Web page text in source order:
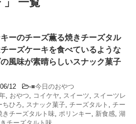
ーのチーズ薫る焼きチーズタル
チーズケーキを食べているような
風味が素晴らしいスナック菓子
12 -■今日のおやつ
おやつ コイケヤ スイーツ
スイーツレ
ちひろ
スナック菓子 チーズタルト
チー
きチーズタルト味
ポリンキー 新食感 湖